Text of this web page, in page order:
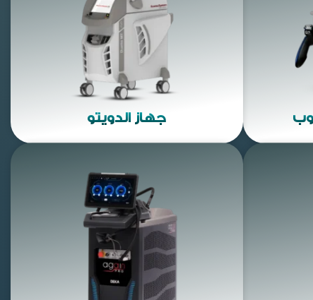
جهاز الدويتو